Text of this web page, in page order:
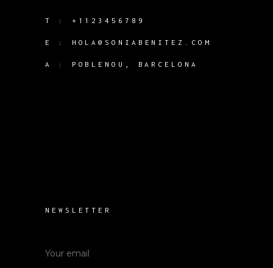
T : +1123456789
E : HOLA@SONIABENITEZ.COM
A : POBLENOU, BARCELONA
NEWSLETTER